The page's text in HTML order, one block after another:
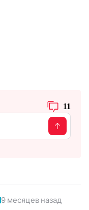
11
9 месяцев назад